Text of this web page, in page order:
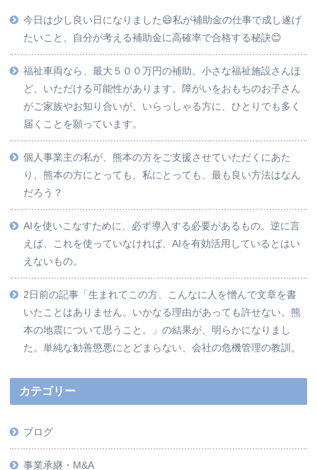
今日は少し良い日になりました😄私が補助金の仕事で成し遂げ
たいこと、自分が考える補助金に高確率で合格する秘訣😊
福祉車両なら、最大５００万円の補助。小さな福祉施設さんほ
ど、いただける可能性があります。障がいをおもちのお子さん
がご家族やお知り合いが、いらっしゃる方に、ひとりでも多く
届くことを願っています。
個人事業主の私が、熊本の方をご支援させていただくにあた
り、熊本の方にとっても、私にとっても、最も良い方法はなん
だろう？
AIを使いこなすために、必ず導入する必要があるもの。逆に言
えば、これを使っていなければ、AIを有効活用しているとはい
えないもの。
2日前の記事「生まれてこの方、こんなに人を憎んで文章を書
いたことはありません。いかなる理由があっても許せない。熊
本の地震について思うこと。」の結果が、明らかになりまし
た。単純な勧善懲悪にとどまらない、会社の危機管理の教訓。
カテゴリー
ブログ
事業承継・M&A